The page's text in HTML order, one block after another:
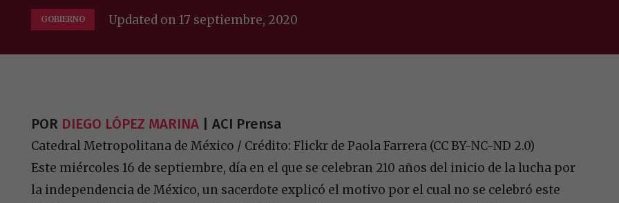
GOBIERNO Updated on17 septiembre, 2020
POR DIEGO LÓPEZ MARINA| ACI Prensa
Catedral Metropolitana de México / Crédito: Flickr de Paola Farrera (CC BY-NC-ND 2.0)
Este miércoles 16 de septiembre, día en el que se celebran 210 años del inicio de la lucha por
la independencia de México, un sacerdote explicó el motivo por el cual no se celebró este